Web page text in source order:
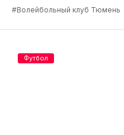
#Волейбольный клуб Тюмень
Футбол